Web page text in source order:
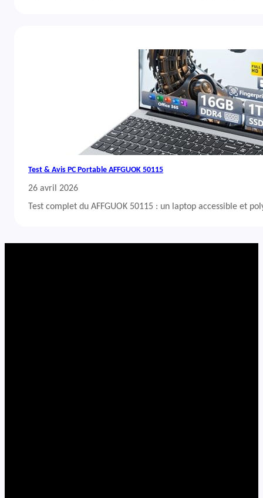
Test & Avis PC Portable AFFGUOK 50115
26 avril 2026
Test complet du AFFGUOK 50115 : un laptop accessible